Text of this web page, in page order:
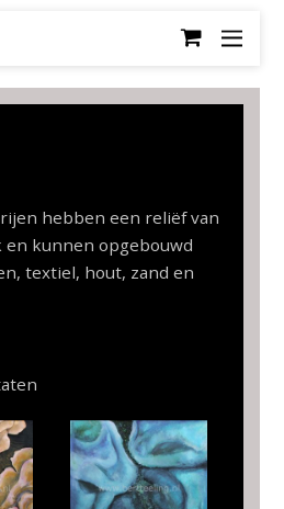
hebben een reliëf van
en kunnen opgebouwd
textiel, hout, zand en